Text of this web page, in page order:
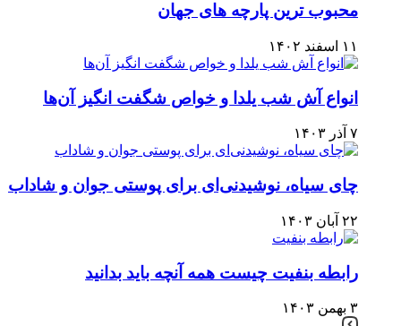
محبوب ترین پارچه های جهان
۱۱ اسفند ۱۴۰۲
انواع آش شب یلدا و خواص شگفت انگیز آن‌ها
۷ آذر ۱۴۰۳
چای سیاه، نوشیدنی‌ای برای پوستی جوان و شاداب
۲۲ آبان ۱۴۰۳
رابطه بنفیت چیست همه آنچه باید بدانید
۳ بهمن ۱۴۰۳